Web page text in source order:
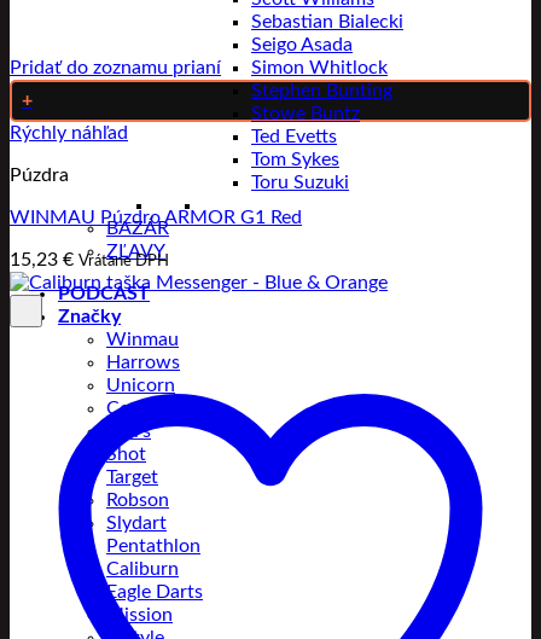
Sebastian Bialecki
Seigo Asada
Simon Whitlock
Stephen Bunting
Stowe Buntz
Ted Evetts
Tom Sykes
Toru Suzuki
BAZÁR
ZĽAVY
PODCAST
Značky
Winmau
Harrows
Unicorn
Condor
Bull’s
Shot
Target
Robson
Slydart
Pentathlon
Caliburn
Eagle Darts
Mission
Pridať do zoznamu prianí
+
Rýchly náhľad
Púzdra
WINMAU Púzdro ARMOR G1 Red
15,23 € Vrátane DPH